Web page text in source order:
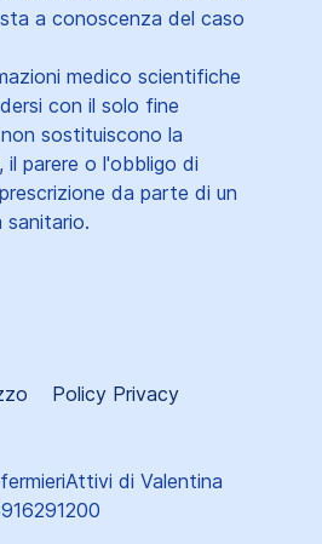
a conoscenza del caso
medico scientifiche
con il solo fine
sostituiscono la
il parere o l'obbligo di
da parte di un
sanitario.
Policy Privacy
di Valentina